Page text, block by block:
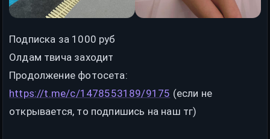
Подписка за 1000 руб
Олдам твича заходит
Продолжение фотосета:
https://t.me/c/1478553189/9175 (если не
открывается, то подпишись на наш тг)